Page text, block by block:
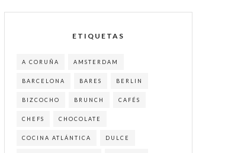
ETIQUETAS
A CORUÑA AMSTERDAM
BARCELONA BARES BERLIN
BIZCOCHO BRUNCH CAFÉS
CHEFS CHOCOLATE
COCINA ATLÁNTICA DULCE